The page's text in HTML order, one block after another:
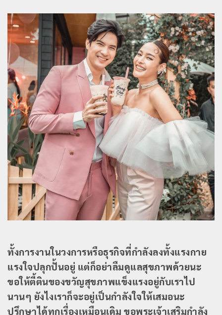
ทั้งการงานในวงการหรือธุรกิจที่กำลังลงทั้งแรงกาย
แรงใจปลุกปั้นอยู่ แต่ก็อย่าลืมดูแลสุขภาพด้วยนะ
ขอให้ตี้ตินของขวัญสุขภาพแข็งแรงอยู่กับเราไป
นานๆ ยังไงเราก็จะอยู่เป็นกำลังใจให้เสมอนะ
ปรึกษาได้ทุกเรื่องเหมือนเดิม ขอพระเจ้าเสริมกำลัง